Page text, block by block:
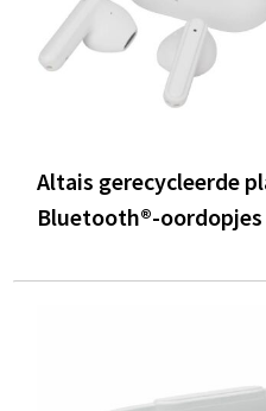
Altais gerecycleerde
Bluetooth®-oordopjes